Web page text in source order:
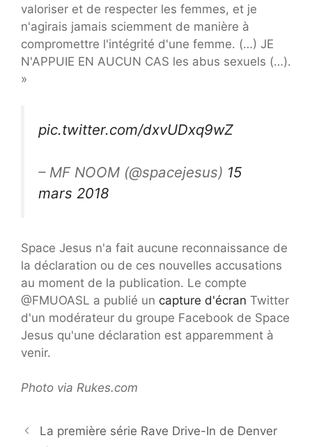
valoriser et de respecter les femmes, et je
n'agirais jamais sciemment de manière à
compromettre l'intégrité d'une femme. (…) JE
N'APPUIE EN AUCUN CAS les abus sexuels (…).
»
pic.twitter.com/dxvUDxq9wZ
– MF NOOM (@spacejesus) 15
mars 2018
Space Jesus n'a fait aucune reconnaissance de
la déclaration ou de ces nouvelles accusations
au moment de la publication. Le compte
@FMUOASL a publié un capture d'écran Twitter
d'un modérateur du groupe Facebook de Space
Jesus qu'une déclaration est apparemment à
venir.
Photo via Rukes.com
La première série Rave Drive-In de Denver